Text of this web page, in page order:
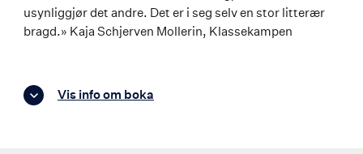
usynliggjør det andre. Det er i seg selv en stor litterær
bragd.» Kaja Schjerven Mollerin, Klassekampen
Vis info om boka